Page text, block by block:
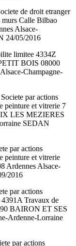
de droit etranger
murs Calle Bilbao
Alsace-
24/05/2016
limitee 4334Z
BOIS 08000
Champagne-
par actions
peinture et vitrerie 7
LES MEZIERES
SEDAN
par actions
peinture et vitrerie
Ardennes Alsace-
2016
par actions
Travaux de
BAIRON ET SES
Ardenne-Lorraine
par actions